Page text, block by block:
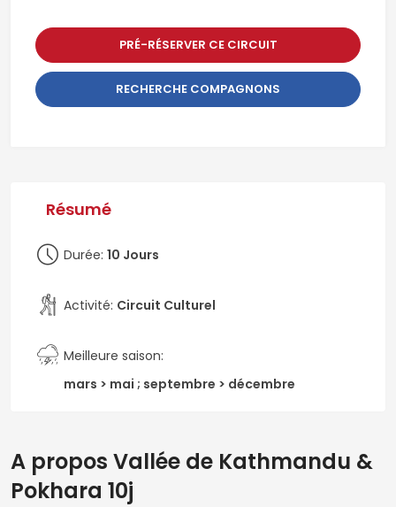
PRÉ-RÉSERVER CE CIRCUIT
RECHERCHE COMPAGNONS
Résumé
Durée: 10 Jours
Activité: Circuit Culturel
Meilleure saison:
mars > mai ; septembre > décembre
A propos Vallée de Kathmandu &
Pokhara 10j